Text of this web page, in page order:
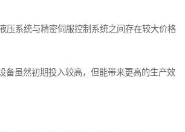
压系统与精密伺服控制系统之间存在较大价格
备虽然初期投入较高，但能带来更高的生产效